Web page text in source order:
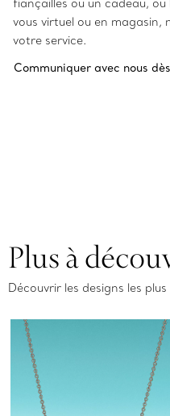
fiançailles ou un cadeau,
vous virtuel ou en magasin,
votre service.
Communiquer avec nous
Plus à
Découvrir les designs les